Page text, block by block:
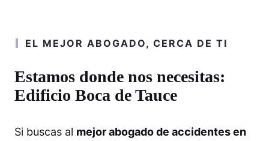
EL MEJOR ABOGADO, CERCA DE TI
Estamos donde nos necesitas:
Edificio Boca de Tauce
Si buscas al mejor abogado de accidentes en